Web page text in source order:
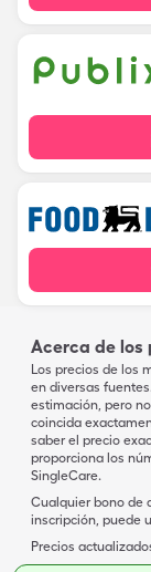
Acerca de los
Los precios de los
en diversas
estimación, pero
coincida
saber el precio
proporciona los
SingleCare.
Cualquier bono de
inscripción, puede
Precios